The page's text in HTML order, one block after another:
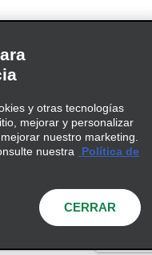
privacidad
los derechos
y otras tecnologías
mejorar y personalizar
nuestro marketing.
nuestra
Política de
CERRAR